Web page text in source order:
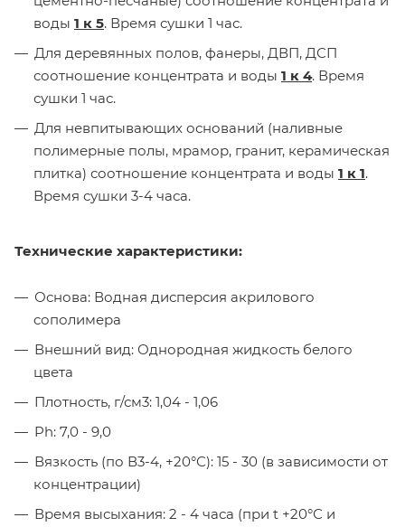
воды 1 к 5. Время сушки 1 час.
Для деревянных полов, фанеры, ДВП, ДСП
соотношение концентрата и воды 1 к 4. Время
сушки 1 час.
Для невпитывающих оснований (наливные
полимерные полы, мрамор, гранит, керамическая
плитка) соотношение концентрата и воды 1 к 1.
Время сушки 3-4 часа.
Технические характеристики:
Основа: Водная дисперсия акрилового
сополимера
Внешний вид: Однородная жидкость белого
цвета
Плотность, г/см3: 1,04 - 1,06
Ph: 7,0 - 9,0
Вязкость (по В3-4, +20°С): 15 - 30 (в зависимости от
концентрации)
Время высыхания: 2 - 4 часа (при t +20°С и